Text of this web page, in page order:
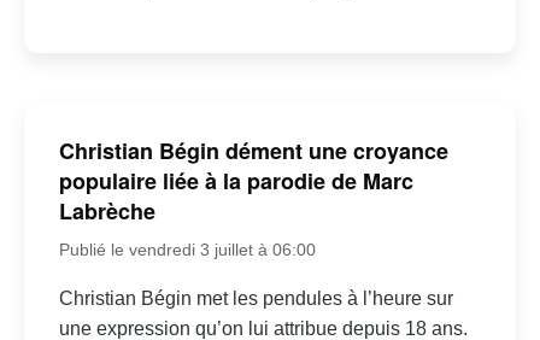
Christian Bégin dément une croyance
populaire liée à la parodie de Marc
Labrèche
Publié le vendredi 3 juillet à 06:00
Christian Bégin met les pendules à l’heure sur
une expression qu’on lui attribue depuis 18 ans.